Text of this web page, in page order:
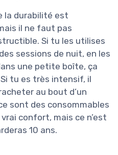
la durabilité est
il ne faut pas
Si tu les utilises
sessions de nuit, en les
une petite boîte, ça
tu es très intensif, il
au bout d’un
sont des consommables
confort, mais ce n’est
10 ans.